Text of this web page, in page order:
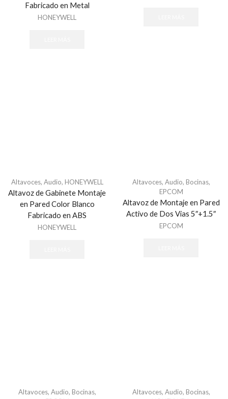
Fabricado en Metal
HONEYWELL
Altavoces, Audio, HONEYWELL
Altavoz de Gabinete Montaje
en Pared Color Blanco
Fabricado en ABS
HONEYWELL
Altavoces, Audio, Bocinas,
EPCOM
Altavoz de Montaje en Pared
Activo de Dos Vias 5″+1.5″
EPCOM
Altavoces, Audio, Bocinas,
Altavoces, Audio, Bocinas,